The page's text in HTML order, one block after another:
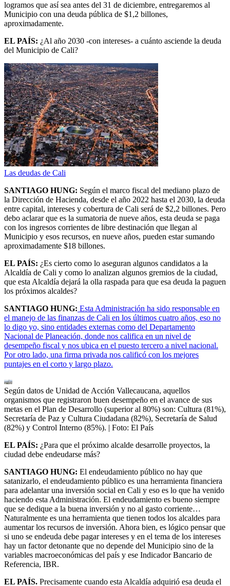
logramos que así sea antes del 31 de diciembre, entregaremos al
Municipio con una deuda pública de $1,2 billones,
aproximadamente.
EL PAÍS: ¿Al año 2030 -con intereses- a cuánto asciende la deuda
del Municipio de Cali?
Las deudas de Cali
SANTIAGO HUNG: Según el marco fiscal del mediano plazo de
la Dirección de Hacienda, desde el año 2022 hasta el 2030, la deuda
entre capital, intereses y cobertura de Cali será de $2,2 billones. Pero
debo aclarar que es la sumatoria de nueve años, esta deuda se paga
con los ingresos corrientes de libre destinación que llegan al
Municipio y esos recursos, en nueve años, pueden estar sumando
aproximadamente $18 billones.
EL PAÍS: ¿Es cierto como lo aseguran algunos candidatos a la
Alcaldía de Cali y como lo analizan algunos gremios de la ciudad,
que esta Alcaldía dejará la olla raspada para que esa deuda la paguen
los próximos alcaldes?
SANTIAGO HUNG: Esta Administración ha sido responsable en
el manejo de las finanzas de Cali en los últimos cuatro años, eso no
lo digo yo, sino entidades externas como del Departamento
Nacional de Planeación, donde nos califica en un nivel de
desempeño fiscal y nos ubica en el puesto tercero a nivel nacional.
Por otro lado, una firma privada nos calificó con los mejores
puntajes en el corto y largo plazo.
Según datos de Unidad de Acción Vallecaucana, aquellos
organismos que registraron buen desempeño en el avance de sus
metas en el Plan de Desarrollo (superior al 80%) son: Cultura (81%),
Secretaría de Paz y Cultura Ciudadana (82%), Secretaría de Salud
(82%) y Control Interno (85%). | Foto: El País
EL PAÍS: ¿Para que el próximo alcalde desarrolle proyectos, la
ciudad debe endeudarse más?
SANTIAGO HUNG: El endeudamiento público no hay que
satanizarlo, el endeudamiento público es una herramienta financiera
para adelantar una inversión social en Cali y eso es lo que ha venido
haciendo esta Administración. El endeudamiento es bueno siempre
que se dedique a la buena inversión y no al gasto corriente…
Naturalmente es una herramienta que tienen todos los alcaldes para
aumentar los recursos de inversión. Ahora bien, es lógico pensar que
si uno se endeuda debe pagar intereses y en el tema de los intereses
hay un factor detonante que no depende del Municipio sino de la
variables macroeconómicas del país y ese Indicador Bancario de
Referencia, IBR.
EL PAÍS. Precisamente cuando esta Alcaldía adquirió esa deuda el